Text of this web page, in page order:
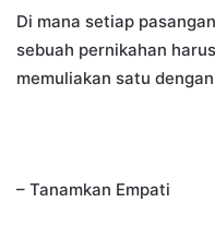
Di mana setiap
sebuah pernikahan
memuliakan satu
– Tanamkan Empati